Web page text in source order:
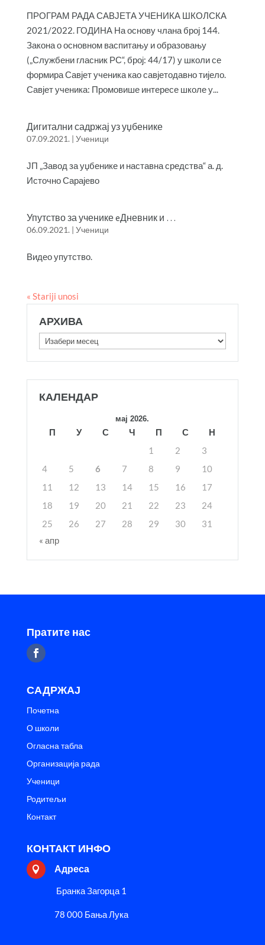
ПРОГРАМ РАДА САВЈЕТА УЧЕНИКА ШКОЛСКА
2021/2022. ГОДИНА На основу члана број 144.
Закона о основном васпитању и образовању
(„Службени гласник РС“, број: 44/17) у школи се
формира Савјет ученика као савјетодавно тијело.
Савјет ученика: Промовише интересе школе у...
Дигитални садржај уз уџбенике
07.09.2021. | Ученици
ЈП „Завод за уџбенике и наставна средства“ а. д.
Источно Сарајево
Упутство за ученике eДневник и …
06.09.2021. | Ученици
Видео упутство.
« Stariji unosi
АРХИВА
Архива
КАЛЕНДАР
мај 2026.
П У С Ч П С
Н
1
2
3
4
5 6 7 8 9
10
11
12 13 14 15 16
17
18
19 20 21 22 23
24
25
26 27 28 29 30
31
« апр
Пратите нас
САДРЖАЈ
Почетна
О школи
Огласна табла
Организација рада
Ученици
Родитељи
Контакт
КОНТАКТ ИНФО
 Адреса
Бранка Загорца 1
78 000 Бања Лука